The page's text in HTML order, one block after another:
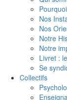
Nos
Nos
Notre
Notre
Livret :
Se
Collectifs